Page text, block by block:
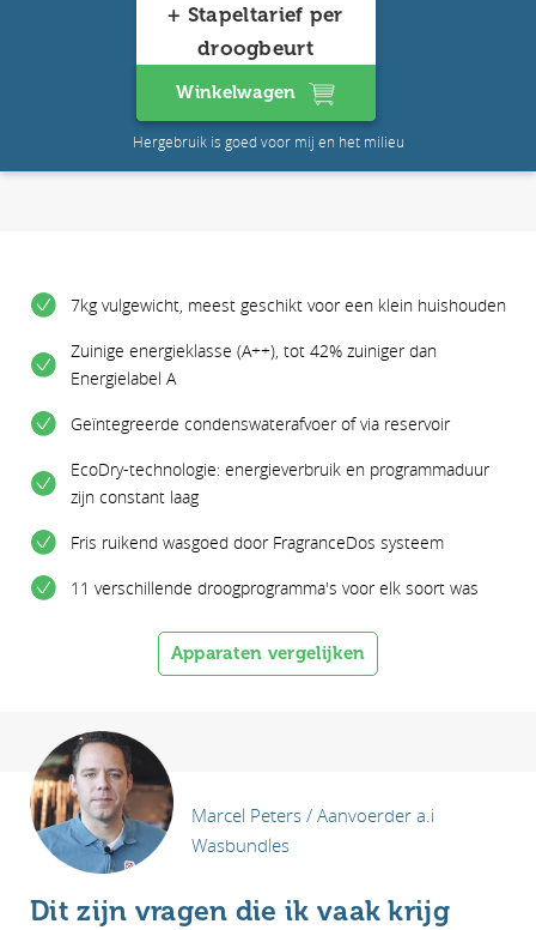
+ Stapeltarief per
droogbeurt
Winkelwagen
Hergebruik is goed voor mij en het milieu
7kg vulgewicht, meest geschikt voor een klein huishouden
Zuinige energieklasse (A++), tot 42% zuiniger dan
Energielabel A
Geïntegreerde condenswaterafvoer of via reservoir
EcoDry-technologie: energieverbruik en programmaduur
zijn constant laag
Fris ruikend wasgoed door FragranceDos systeem
11 verschillende droogprogramma's voor elk soort was
Apparaten vergelijken
Marcel Peters / Aanvoerder a.i
Wasbundles
Dit zijn vragen die ik vaak krijg